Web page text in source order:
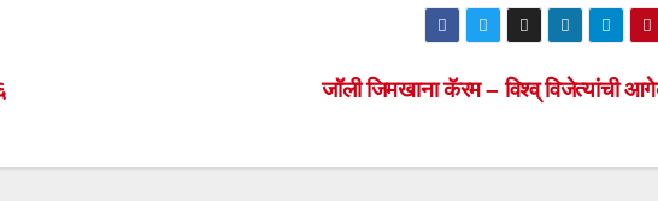
जॉली जिमखाना कॅरम – विश्व् विजेत्यांची